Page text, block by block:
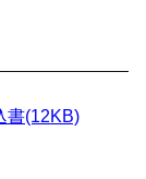
書(12KB)